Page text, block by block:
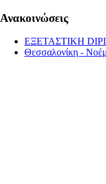
Ανακοινώσεις
ΕΞΕΤΑΣΤΙΚΗ
Θεσσαλονίκη -